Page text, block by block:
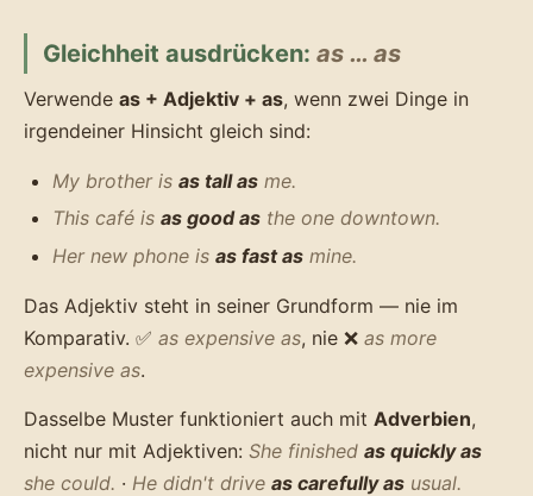
Gleichheit ausdrücken: as … as
Verwende as + Adjektiv + as, wenn zwei Dinge in
irgendeiner Hinsicht gleich sind:
My brother is as tall as me.
This café is as good as the one downtown.
Her new phone is as fast as mine.
Das Adjektiv steht in seiner Grundform — nie im
Komparativ. ✅ as expensive as, nie ❌ as more
expensive as.
Dasselbe Muster funktioniert auch mit Adverbien,
nicht nur mit Adjektiven: She finished as quickly as
she could. · He didn't drive as carefully as usual.